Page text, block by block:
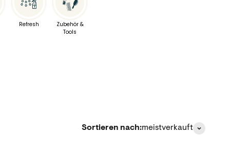
Refresh
Zubehör &
Tools
Sortieren nach:meistverkauft